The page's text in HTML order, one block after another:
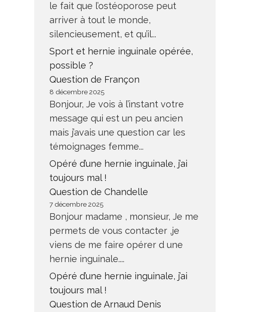
le fait que l’ostéoporose peut
arriver à tout le monde,
silencieusement, et qu’il...
Sport et hernie inguinale opérée,
possible ?
Question de Françon
8 décembre 2025
Bonjour, Je vois à l’instant votre
message qui est un peu ancien
mais j’avais une question car les
témoignages femme...
Opéré d’une hernie inguinale, j’ai
toujours mal !
Question de Chandelle
7 décembre 2025
Bonjour madame , monsieur, Je me
permets de vous contacter ,je
viens de me faire opérer d une
hernie inguinale....
Opéré d’une hernie inguinale, j’ai
toujours mal !
Question de Arnaud Denis